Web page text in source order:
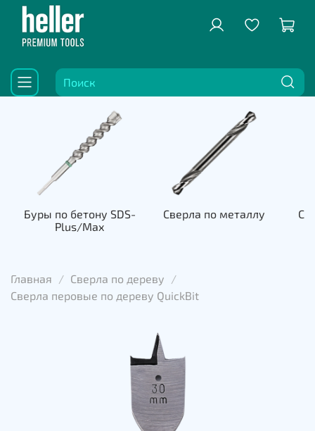
Буры по бетону SDS-
Plus/Max
Сверла по металлу
Главная
Сверла по дереву
Сверла перовые по дереву QuickBit